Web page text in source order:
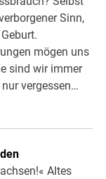
Sinn,
mögen uns
sind wir immer
vergessen…
Altes